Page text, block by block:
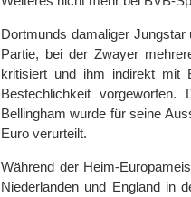
Dortmunds damaliger
Partie, bei der Zwayer
kritisiert und ihm indirekt mit
Bestechlichkeit
Bellingham wurde für seine
Euro verurteilt.
Während der Heim-
Niederlanden und England in